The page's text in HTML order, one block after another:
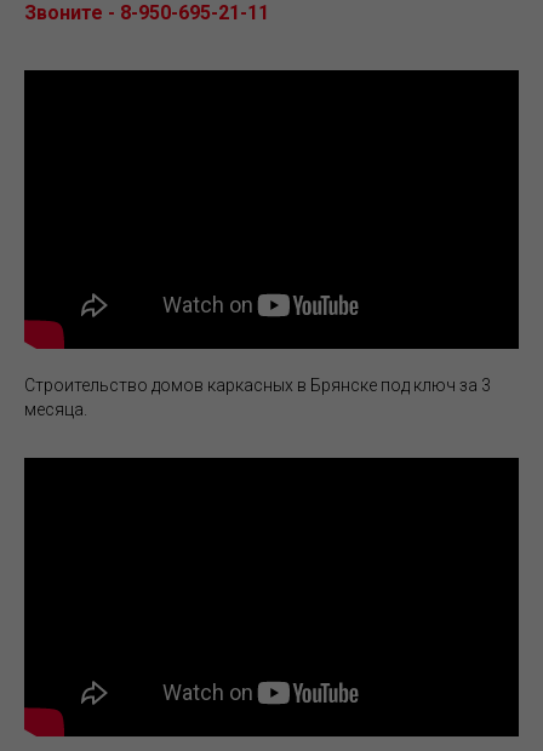
Звоните - 8-950-695-21-11
Строительство домов каркасных в Брянске под ключ за 3
месяца.